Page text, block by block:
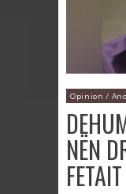
Opinion /
NËN
FETAIT